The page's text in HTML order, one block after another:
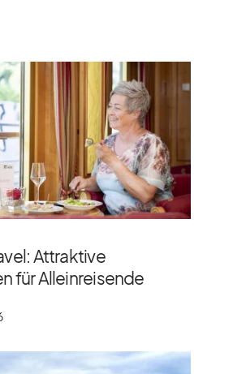
Attraktive
für Alleinreisende